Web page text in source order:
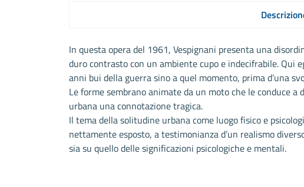
In questa opera del 1961, Vespignani presenta una
duro contrasto con un ambiente cupo e indecifrabile. Qui
anni bui della guerra sino a quel momento, prima d’una
Le forme sembrano animate da un moto che le conduce
urbana una connotazione tragica.
Il tema della solitudine urbana come luogo fisico e
nettamente esposto, a testimonianza d’un realismo
sia su quello delle significazioni psicologiche e mentali.